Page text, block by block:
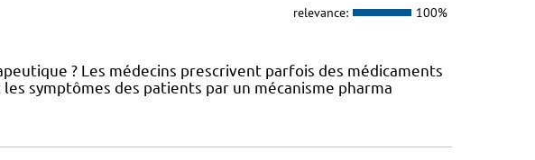
relevance: 100%
? Les médecins prescrivent parfois des médicaments
symptômes des patients par un mécanisme pharma